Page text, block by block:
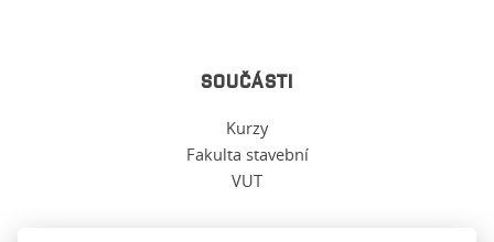
SOUČÁSTI
Kurzy
Fakulta stavební
VUT